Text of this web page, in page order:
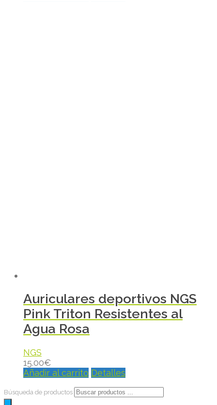
Auriculares deportivos NGS
Pink Triton Resistentes al
Agua Rosa
NGS
15.00€
Añadir al carrito Detalles
Búsqueda de productos